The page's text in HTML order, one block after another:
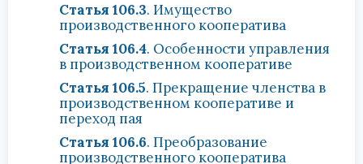
Статья 106.3. Имущество
производственного кооператива
Статья 106.4. Особенности управления
в производственном кооперативе
Статья 106.5. Прекращение членства в
производственном кооперативе и
переход пая
Статья 106.6. Преобразование
производственного кооператива